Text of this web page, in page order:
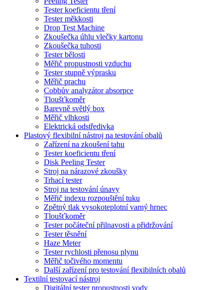
Tester koeficientu tření
Tester měkkosti
Drop Test Machine
Zkoušečka úhlu vlečky kartonu
Zkoušečka tuhosti
Tester bělosti
Měřič propustnosti vzduchu
Tester stupně výprasku
Měřič prachu
Cobbův analyzátor absorpce
Tloušťkoměr
Barevně světlý box
Měřič vlhkosti
Elektrická odstředivka
Plastový flexibilní nástroj na testování obalů
Zařízení na zkoušení tahu
Tester koeficientu tření
Disk Peeling Tester
Stroj na nárazové zkoušky
Trhací tester
Stroj na testování únavy
Měřič indexu rozpouštění tuku
Zpětný tlak vysokoteplotní varný hrnec
Tloušťkoměr
Tester počáteční přilnavosti a přidržování
Tester těsnění
Haze Meter
Tester rychlosti přenosu plynu
Měřič točivého momentu
Další zařízení pro testování flexibilních obalů
Textilní testovací nástroj
Digitální tester propustnosti vody